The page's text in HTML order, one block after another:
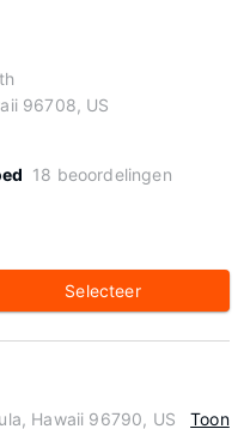
96708, US
18 beoordelingen
Selecteer
Hawaii 96790, US Toon